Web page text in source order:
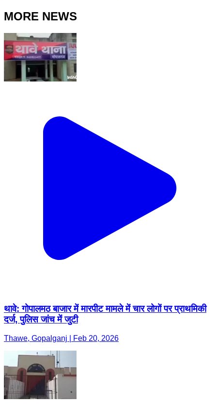
MORE NEWS
थावे: गोपालमठ बाजार में मारपीट मामले में चार लोगों पर प्राथमिकी
दर्ज, पुलिस जांच में जुटी
Thawe, Gopalganj | Feb 20, 2026